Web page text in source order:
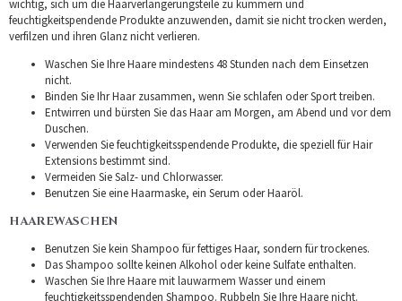
wichtig, sich um die Haarverlängerungsteile zu kümmern und
feuchtigkeitspendende Produkte anzuwenden, damit sie nicht trocken werden,
verfilzen und ihren Glanz nicht verlieren.
Waschen Sie Ihre Haare mindestens 48 Stunden nach dem Einsetzen
nicht.
Binden Sie Ihr Haar zusammen, wenn Sie schlafen oder Sport treiben.
Entwirren und bürsten Sie das Haar am Morgen, am Abend und vor dem
Duschen.
Verwenden Sie feuchtigkeitsspendende Produkte, die speziell für Hair
Extensions bestimmt sind.
Vermeiden Sie Salz- und Chlorwasser.
Benutzen Sie eine Haarmaske, ein Serum oder Haaröl.
HAAREWASCHEN
Benutzen Sie kein Shampoo für fettiges Haar, sondern für trockenes.
Das Shampoo sollte keinen Alkohol oder keine Sulfate enthalten.
Waschen Sie Ihre Haare mit lauwarmem Wasser und einem
feuchtigkeitsspendenden Shampoo. Rubbeln Sie Ihre Haare nicht.